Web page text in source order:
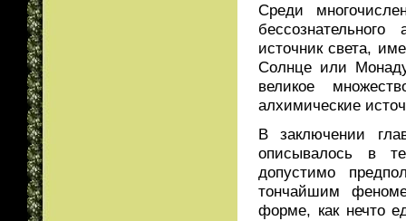
Среди
источник света,
Солнце или
великое
алхимические
В заключении
описывалось в
допустимо
тончайшим
форме, как нечто